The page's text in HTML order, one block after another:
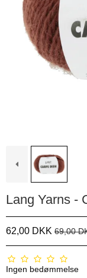
Lang Yarns -
62,00 DKK 69,00
Ingen bedømmelse